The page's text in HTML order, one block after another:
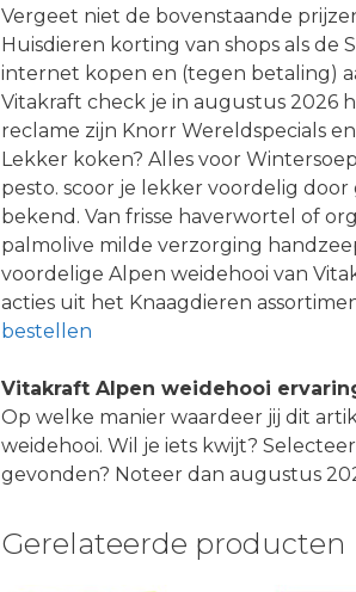
Vergeet niet de bovenstaande
Huisdieren korting van shops als de
internet kopen en (tegen betaling)
Vitakraft check je in augustus 2026
reclame zijn Knorr Wereldspecials
Lekker koken? Alles voor
pesto. scoor je lekker voordelig
bekend. Van frisse haverwortel of
palmolive milde verzorging
voordelige Alpen weidehooi van
acties uit het Knaagdieren
bestellen
Vitakraft Alpen weidehooi
Op welke manier waardeer jij dit
weidehooi. Wil je iets kwijt?
gevonden? Noteer dan augustus
Gerelateerde producten